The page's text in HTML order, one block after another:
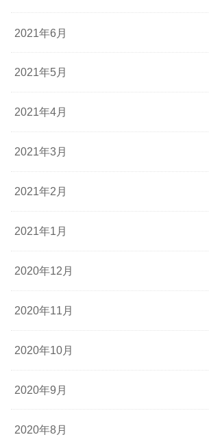
2021年6月
2021年5月
2021年4月
2021年3月
2021年2月
2021年1月
2020年12月
2020年11月
2020年10月
2020年9月
2020年8月